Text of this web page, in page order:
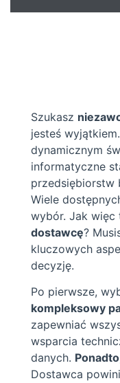
Szukasz
jesteś
dynamicznym
informatyczne
przedsiębiorstw
Wiele
wybór. Jak więc
dostawcę?
kluczowych
decyzję.
Po pierwsze,
kompleksowy
zapewniać
wsparcia
danych. Ponadto
Dostawca